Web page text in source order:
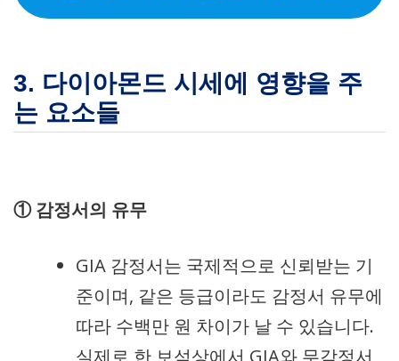
3. 다이아몬드 시세에 영향을 주
는 요소들
① 감정서의 유무
GIA 감정서는 국제적으로 신뢰받는 기
준이며, 같은 등급이라도 감정서 유무에
따라 수백만 원 차이가 날 수 있습니다.
실제로 한 보석상에서 GIA와 무감정서